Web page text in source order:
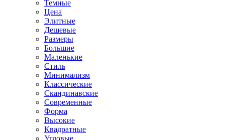
Темные
Цена
Элитные
Дешевые
Размеры
Большие
Маленькие
Стиль
Минимализм
Классические
Скандинавские
Современные
Форма
Высокие
Квадратные
Угловые